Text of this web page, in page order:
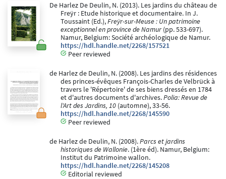
De Harlez De Deulin, N. (2013). Les jardins du château de
Freÿr : Etude historique et documentaire. In J.
Toussaint (Ed.),Freÿr-sur-Meuse : Un patrimoine
exceptionnel en province de Namur(pp. 533-697).
Namur, Belgium: Société archéologique de Namur.
https://hdl.handle.net/2268/157521
Peer reviewed
de Harlez de Deulin, N. (2008). Les jardins des résidences
des princes-évêques François-Charles de Velbrück à
travers le 'Répertoire' de ses biens dressés en 1784
et d'autres documents d'archives.Polia: Revue de
l'Art des Jardins, 10 (automne), 33-56.
https://hdl.handle.net/2268/145590
Peer reviewed
de Harlez de Deulin, N. (2008).Parcs et jardins
historiques de Wallonie. (1ère éd). Namur, Belgium:
Institut du Patrimoine wallon.
https://hdl.handle.net/2268/145208
Editorial reviewed